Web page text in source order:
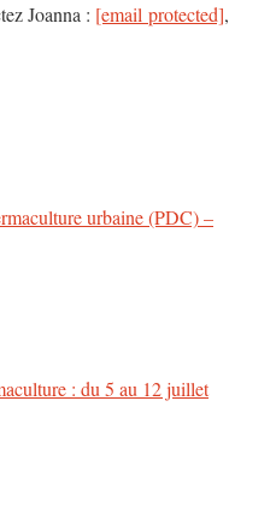
Joanna : [email protected],
urbaine (PDC) –
: du 5 au 12 juillet